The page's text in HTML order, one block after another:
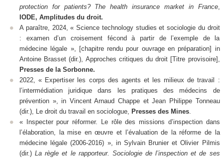
protection for patients? The health insurance market in France,
IODE, Amplitudes du droit.
A paraître, 2024, « Science technology studieset sociologie du droit
: examen d’un croisement fécond à partir de l’exemple de la
médecine légale », [chapitre rendu pour ouvrage en préparation] in
Antoine Brasset (dir.), Approches critiques du droit [Titre provisoire],
Presses de la Sorbonne.
2022, « Expertiser les corps des agents et les milieux de travail :
l’intermédiation juridique dans les pratiques des médecins de
prévention »,in Vincent Arnaud Chappe et Jean Philippe Tonneau
(dir.), Le droit du travail en sociologue Presses des Mines
« Inspecter pour réformer. Le rôle des missions d’inspection dans
l’élaboration, la mise en œuvre et l’évaluation de la réforme de la
médecine légale (2006-2016) », in Sylvain Brunier et Olivier Pilmis
(dir.) La règle et le rapporteur. Sociologie de l’inspection et de ses